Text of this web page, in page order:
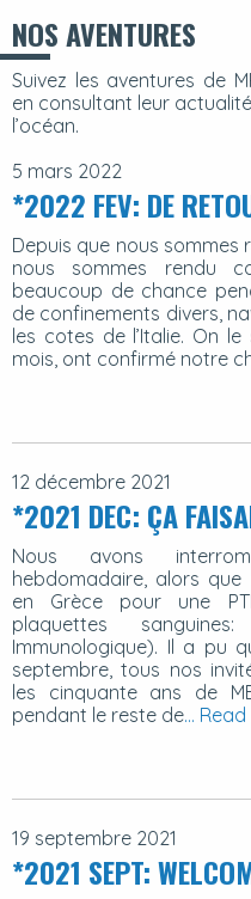
NOS AVENTURES
Suivez les aventures de
en consultant leur
l’océan.
5 mars 2022
*2022 FEV: DE
Depuis que nous sommes
nous sommes rendu
beaucoup de chance
de confinements divers,
les cotes de l’Italie. On
mois, ont confirmé notre
12 décembre 2021
*2021 DEC: ÇA
Nous avons
hebdomadaire, alors
en Grèce pour une
plaquettes
Immunologique). Il a pu
septembre, tous nos
les cinquante ans de
pendant le reste de…
19 septembre 2021
*2021 SEPT: